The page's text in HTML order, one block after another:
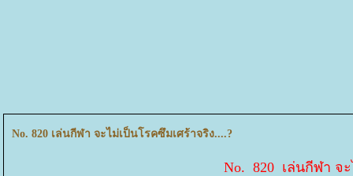
No. 820 เล่นกีฬา จะไม่เป็นโรคซึมเศร้าจริง....?
No. 820 เล่นกีฬา จ